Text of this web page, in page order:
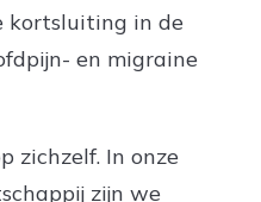
kortsluiting in de
en migraine
zichzelf. In onze
zijn we